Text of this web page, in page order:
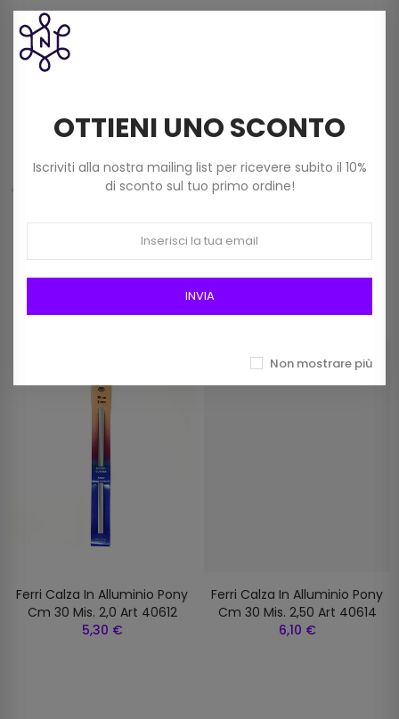
Frangia In Rafia Da 15mm Art 2116/15 Col 01
12,00 €
Prodotti della stessa categoria
Ferri Calza In Alluminio Pony
Cm 30 Mis. 2,0 Art 40612
5,30 €
Ferri Calza In Alluminio Pony
Cm 30 Mis. 2,50 Art 40614
6,10 €
OTTIENI UNO SCONTO
Iscriviti alla nostra mailing list per ricevere subito il 10%
di sconto sul tuo primo ordine!
INVIA
Non mostrare più